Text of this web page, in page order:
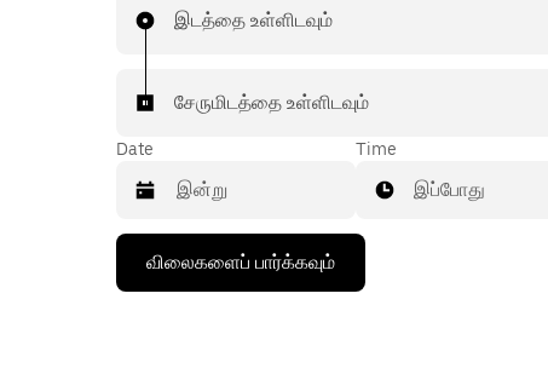
இடத்தை உள்ளிடவும்
சேருமிடத்தை உள்ளிடவும்
Date
கீழ்நோக்கிய
அம்புக்குறியை
அழுத்தி
Time
இப்போது
விலைகளைப் பார்க்கவும்